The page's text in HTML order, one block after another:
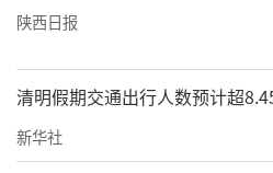
陕西日报
清明假期交通出行人数预计超
新华社